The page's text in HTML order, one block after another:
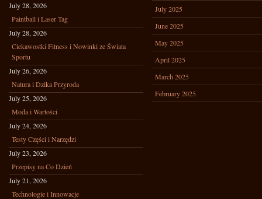
July 28, 2026
Paintball i Laser Tag
July 28, 2026
Ciekawostki Fitness i Nowinki ze Świata
Sportu
July 26, 2026
Natura i Dzika Przyroda
July 25, 2026
Moda i Wartości
July 24, 2026
Testy Części i Narzędzi
July 23, 2026
Przepisy na Co Dzień
July 21, 2026
Technologie i Innowacje
July 2025
June 2025
May 2025
April 2025
March 2025
February 2025